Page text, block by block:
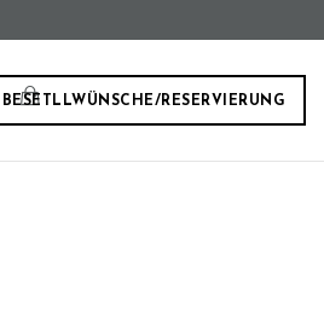
BESETLLWÜNSCHE/RESERVIERUNG